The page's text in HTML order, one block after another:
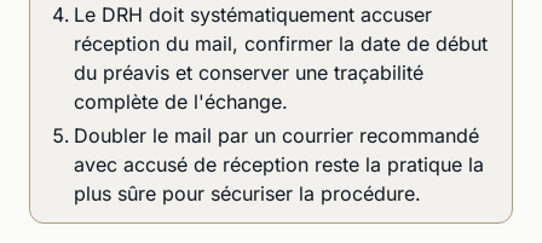
Le DRH doit systématiquement accuser
réception du mail, confirmer la date de début
du préavis et conserver une traçabilité
complète de l'échange.
Doubler le mail par un courrier recommandé
avec accusé de réception reste la pratique la
plus sûre pour sécuriser la procédure.